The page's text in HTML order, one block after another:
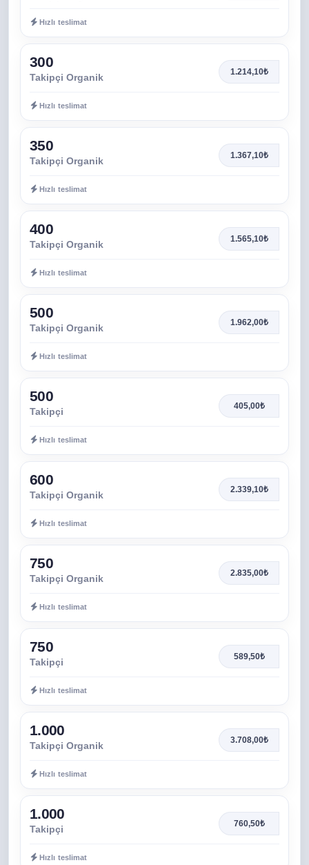
Hızlı teslimat
300
Takipçi Organik 1.214,10₺
Hızlı teslimat
350
Takipçi Organik 1.367,10₺
Hızlı teslimat
400
Takipçi Organik 1.565,10₺
Hızlı teslimat
500
Takipçi Organik 1.962,00₺
Hızlı teslimat
500
Takipçi 405,00₺
Hızlı teslimat
600
Takipçi Organik 2.339,10₺
Hızlı teslimat
750
Takipçi Organik 2.835,00₺
Hızlı teslimat
750
Takipçi 589,50₺
Hızlı teslimat
1.000
Takipçi Organik 3.708,00₺
Hızlı teslimat
1.000
Takipçi 760,50₺
Hızlı teslimat